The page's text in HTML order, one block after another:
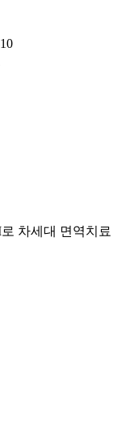
차세대 면역치료